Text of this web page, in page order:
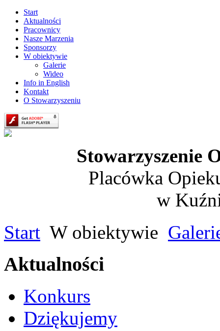
Start
Aktualności
Pracownicy
Nasze Marzenia
Sponsorzy
W obiektywie
Galerie
Wideo
Info in English
Kontakt
O Stowarzyszeniu
Stowarzyszenie
Placówka
w
Start W obiektywie
Aktualności
Konkurs
Dziękujemy